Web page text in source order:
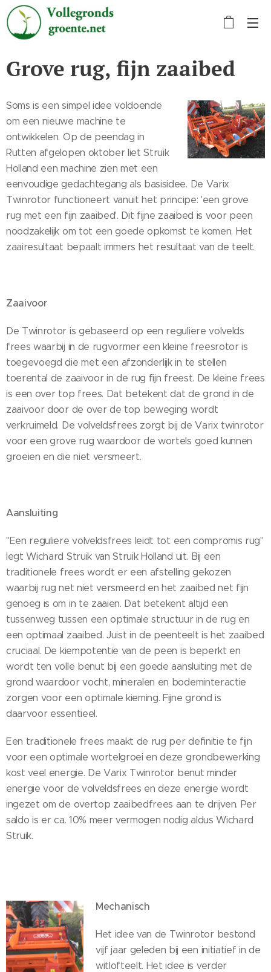
Grove rug, fijn zaaibed
Soms is een simpel idee voldoende
om een nieuwe machine te
ontwikkelen. Op de peendag in
Rutten afgelopen oktober liet Struik
Holland een machine zien met een
eenvoudige gedachtegang als basisidee. De Varix
Twinrotor functioneert vanuit het principe: 'een grove
rug met een fijn zaaibed'. Dit fijne zaaibed is voor peen
noodzakelijk om tot een goede opkomst te komen. Het
zaairesultaat bepaalt immers het resultaat van de teelt.
Zaaivoor
De Twinrotor is gebaseerd op een reguliere volvelds
frees waarbij in de rugvormer een kleine freesrotor is
toegevoegd die met een afzonderlijk in te stellen
toerental de zaaivoor in de rug fijn freest. De kleine frees
is een over top frees. Dat betekent dat de grond in de
zaaivoor door de over de top beweging wordt
verkruimeld. De volveldsfrees zorgt bij de Varix twinrotor
voor een grove rug waardoor de wortels goed kunnen
groeien en die niet versmeert.
Aansluiting
"Een reguliere volveldsfrees leidt tot een compromis rug"
legt Wichard Struik van Struik Holland uit. Bij een
traditionele frees wordt er een afstelling gekozen
waarbij rug net niet versmeerd en het zaaibed net fijn
genoeg is om in te zaaien. Dat betekent altijd een
tussenweg tussen een optimale structuur in de rug en
een optimaal zaaibed. Juist in de peenteelt is het zaaibed
cruciaal. De kiempotentie van de peen is beperkt en
wordt ten volle benut bij een goede aansluiting met de
grond waardoor vocht, mineralen en bodeminteractie
zorgen voor een optimale kieming. Fijne grond is
daarvoor essentieel.
Een traditionele frees maakt de rug per definitie te fijn
voor een optimale wortelgroei en deze grondbewerking
kost veel energie. De Varix Twinrotor benut minder
energie voor de volveldsfrees en deze energie wordt
ingezet om de overtop zaaibedfrees aan te drijven. Per
saldo is er ca. 10% meer vermogen nodig aldus Wichard
Struik.
Mechanisch
Het idee van de Twinrotor bestond
vijf jaar geleden bij een initiatief in de
witlofteelt. Het idee is verder